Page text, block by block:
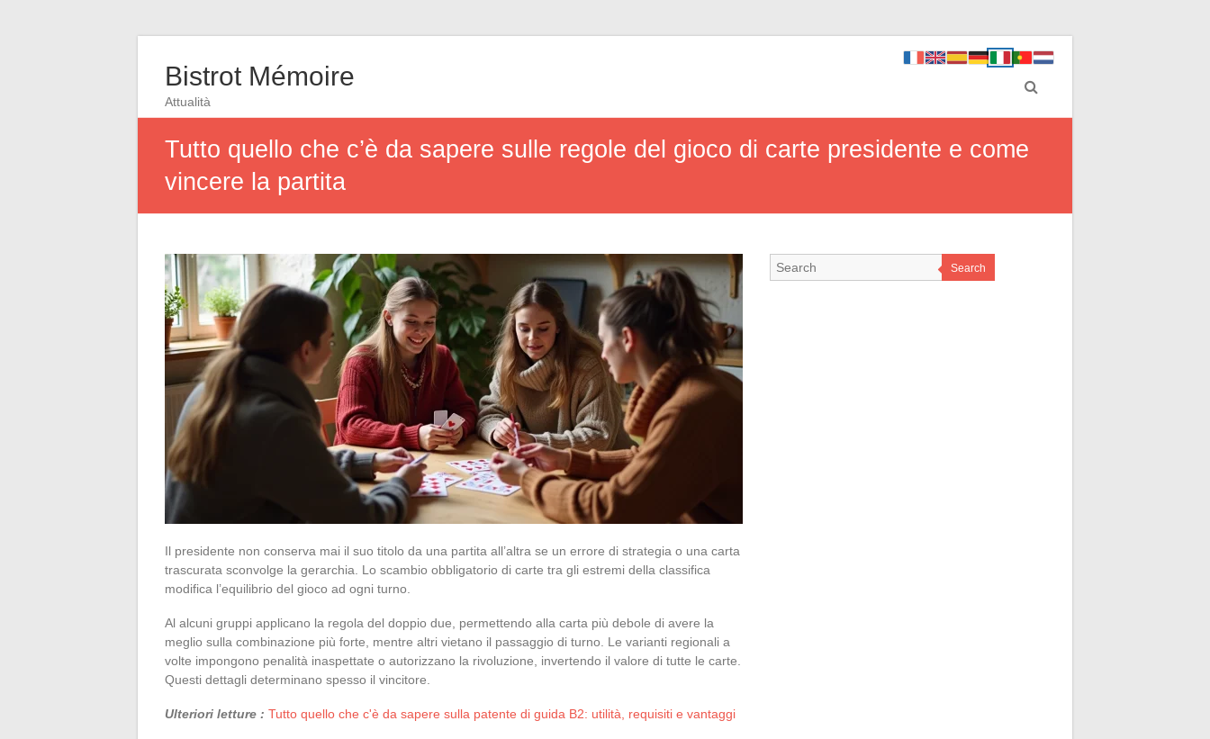
Bistrot Mémoire
Attualità
Tutto quello che c’è da sapere sulle regole del gioco di carte presidente e come
vincere la partita
Il presidente non conserva mai il suo titolo da una partita all’altra se un errore di strategia o una carta
trascurata sconvolge la gerarchia. Lo scambio obbligatorio di carte tra gli estremi della classifica
modifica l’equilibrio del gioco ad ogni turno.
Al alcuni gruppi applicano la regola del doppio due, permettendo alla carta più debole di avere la
meglio sulla combinazione più forte, mentre altri vietano il passaggio di turno. Le varianti regionali a
volte impongono penalità inaspettate o autorizzano la rivoluzione, invertendo il valore di tutte le carte.
Questi dettagli determinano spesso il vincitore.
Ulteriori letture : Tutto quello che c'è da sapere sulla patente di guida B2: utilità, requisiti e vantaggi
Search